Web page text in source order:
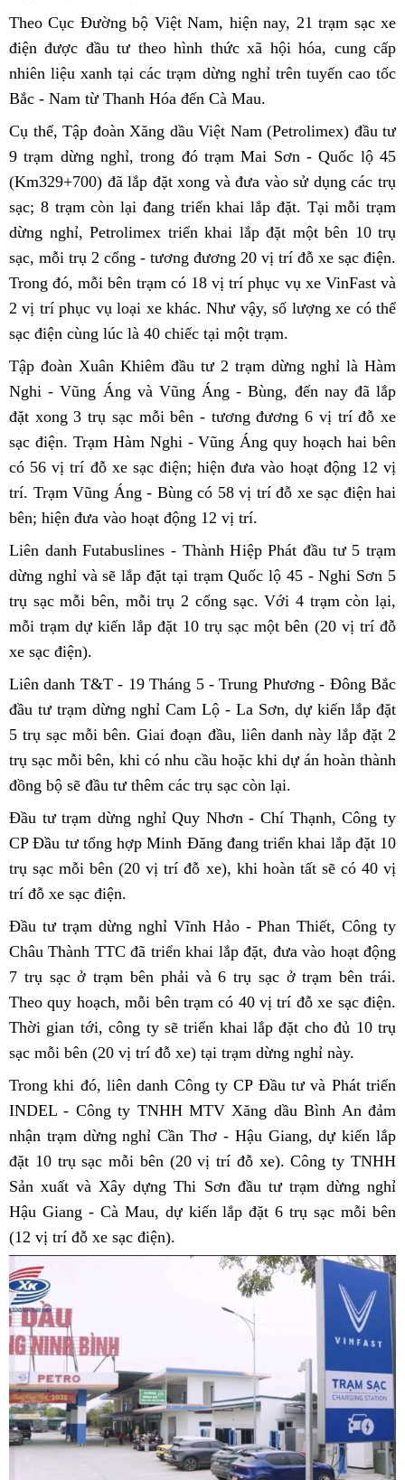
Theo Cục Đường bộ Việt Nam, hiện nay, 21 trạm sạc xe
điện được đầu tư theo hình thức xã hội hóa, cung cấp
nhiên liệu xanh tại các trạm dừng nghỉ trên tuyến cao tốc
Bắc - Nam từ Thanh Hóa đến Cà Mau.
Cụ thể, Tập đoàn Xăng dầu Việt Nam (Petrolimex) đầu tư
9 trạm dừng nghỉ, trong đó trạm Mai Sơn - Quốc lộ 45
(Km329+700) đã lắp đặt xong và đưa vào sử dụng các trụ
sạc; 8 trạm còn lại đang triển khai lắp đặt. Tại mỗi trạm
dừng nghỉ, Petrolimex triển khai lắp đặt một bên 10 trụ
sạc, mỗi trụ 2 cổng - tương đương 20 vị trí đỗ xe sạc điện.
Trong đó, mỗi bên trạm có 18 vị trí phục vụ xe VinFast và
2 vị trí phục vụ loại xe khác. Như vậy, số lượng xe có thể
sạc điện cùng lúc là 40 chiếc tại một trạm.
Tập đoàn Xuân Khiêm đầu tư 2 trạm dừng nghỉ là Hàm
Nghi - Vũng Áng và Vũng Áng - Bùng, đến nay đã lắp
đặt xong 3 trụ sạc mỗi bên - tương đương 6 vị trí đỗ xe
sạc điện. Trạm Hàm Nghi - Vũng Áng quy hoạch hai bên
có 56 vị trí đỗ xe sạc điện; hiện đưa vào hoạt động 12 vị
trí. Trạm Vũng Áng - Bùng có 58 vị trí đỗ xe sạc điện hai
bên; hiện đưa vào hoạt động 12 vị trí.
Liên danh Futabuslines - Thành Hiệp Phát đầu tư 5 trạm
dừng nghỉ và sẽ lắp đặt tại trạm Quốc lộ 45 - Nghi Sơn 5
trụ sạc mỗi bên, mỗi trụ 2 cổng sạc. Với 4 trạm còn lại,
mỗi trạm dự kiến lắp đặt 10 trụ sạc một bên (20 vị trí đỗ
xe sạc điện).
Liên danh T&T - 19 Tháng 5 - Trung Phương - Đông Bắc
đầu tư trạm dừng nghỉ Cam Lộ - La Sơn, dự kiến lắp đặt
5 trụ sạc mỗi bên. Giai đoạn đầu, liên danh này lắp đặt 2
trụ sạc mỗi bên, khi có nhu cầu hoặc khi dự án hoàn thành
đồng bộ sẽ đầu tư thêm các trụ sạc còn lại.
Đầu tư trạm dừng nghỉ Quy Nhơn - Chí Thạnh, Công ty
CP Đầu tư tổng hợp Minh Đăng đang triển khai lắp đặt 10
trụ sạc mỗi bên (20 vị trí đỗ xe), khi hoàn tất sẽ có 40 vị
trí đỗ xe sạc điện.
Đầu tư trạm dừng nghỉ Vĩnh Hảo - Phan Thiết, Công ty
Châu Thành TTC đã triển khai lắp đặt, đưa vào hoạt động
7 trụ sạc ở trạm bên phải và 6 trụ sạc ở trạm bên trái.
Theo quy hoạch, mỗi bên trạm có 40 vị trí đỗ xe sạc điện.
Thời gian tới, công ty sẽ triển khai lắp đặt cho đủ 10 trụ
sạc mỗi bên (20 vị trí đỗ xe) tại trạm dừng nghỉ này.
Trong khi đó, liên danh Công ty CP Đầu tư và Phát triển
INDEL - Công ty TNHH MTV Xăng dầu Bình An đảm
nhận trạm dừng nghỉ Cần Thơ - Hậu Giang, dự kiến lắp
đặt 10 trụ sạc mỗi bên (20 vị trí đỗ xe). Công ty TNHH
Sản xuất và Xây dựng Thi Sơn đầu tư trạm dừng nghỉ
Hậu Giang - Cà Mau, dự kiến lắp đặt 6 trụ sạc mỗi bên
(12 vị trí đỗ xe sạc điện).